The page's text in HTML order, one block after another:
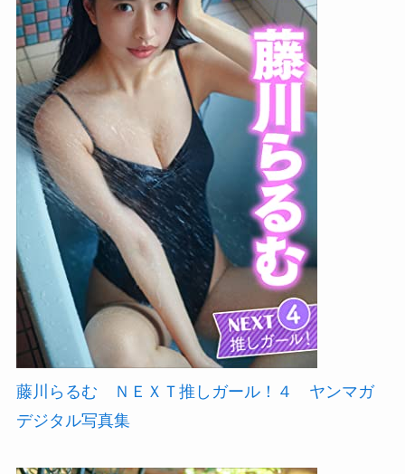
藤川らるむ ＮＥＸＴ推しガール！４ ヤンマガ
デジタル写真集